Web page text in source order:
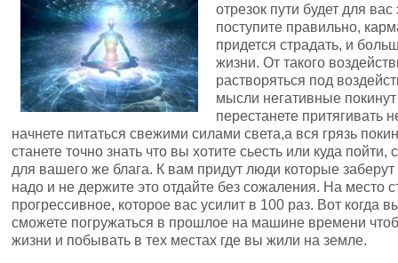
отрезок пути будет для
поступите правильно,
придется страдать, и
жизни. От такого
растворяться под
мысли негативные
перестанете притягивать
начнете питаться свежими силами света,а вся грязь
станете точно знать что вы хотите сьесть или куда
для вашего же блага. К вам придут люди которые
надо и не держите это отдайте без сожаления. На место
прогрессивное, которое вас усилит в 100 раз. Вот когда
сможете погружаться в прошлое на машине времени
жизни и побывать в тех местах где вы жили на земле.